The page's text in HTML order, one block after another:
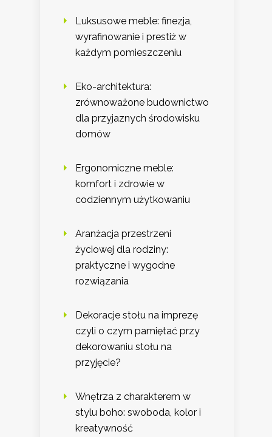
Luksusowe meble: finezja,
wyrafinowanie i prestiż w
każdym pomieszczeniu
Eko-architektura:
zrównoważone budownictwo
dla przyjaznych środowisku
domów
Ergonomiczne meble:
komfort i zdrowie w
codziennym użytkowaniu
Aranżacja przestrzeni
życiowej dla rodziny:
praktyczne i wygodne
rozwiązania
Dekoracje stołu na imprezę
czyli o czym pamiętać przy
dekorowaniu stołu na
przyjęcie?
Wnętrza z charakterem w
stylu boho: swoboda, kolor i
kreatywność